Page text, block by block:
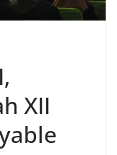
XII